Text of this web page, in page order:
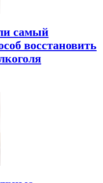
самый
восстановить